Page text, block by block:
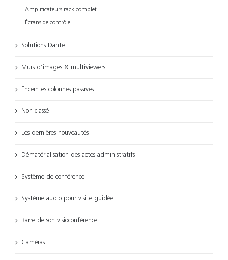
Amplificateurs rack complet
Écrans de contrôle
Solutions Dante
Murs d’images & multiviewers
Enceintes colonnes passives
Non classé
Les dernières nouveautés
Dématérialisation des actes administratifs
Système de conférence
Système audio pour visite guidée
Barre de son visioconférence
Caméras